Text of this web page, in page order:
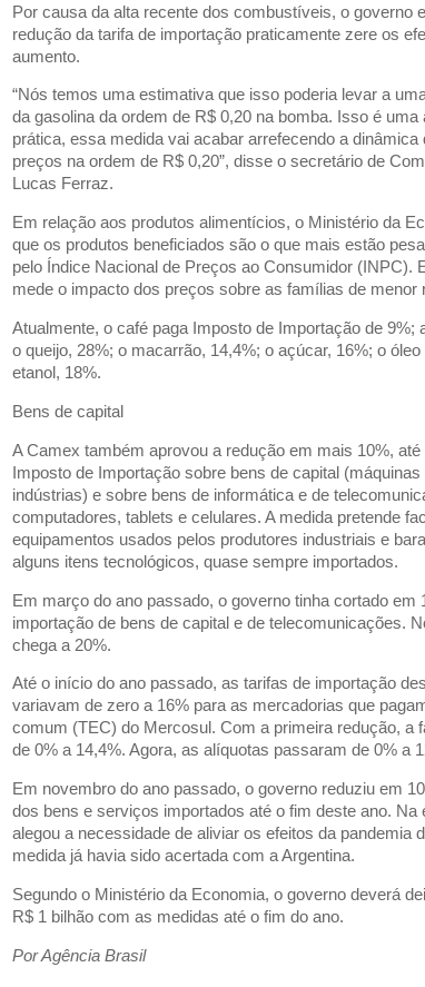
Por causa da alta recente dos combustíveis, o governo
redução da tarifa de importação praticamente zere os
aumento.
“Nós temos uma estimativa que isso poderia levar a
da gasolina da ordem de R$ 0,20 na bomba. Isso é uma
prática, essa medida vai acabar arrefecendo a
preços na ordem de R$ 0,20”, disse o secretário de
Lucas Ferraz.
Em relação aos produtos alimentícios, o Ministério da
que os produtos beneficiados são o que mais estão
pelo Índice Nacional de Preços ao Consumidor (INPC).
mede o impacto dos preços sobre as famílias de menor
Atualmente, o café paga Imposto de Importação de 9%;
o queijo, 28%; o macarrão, 14,4%; o açúcar, 16%; o
etanol, 18%.
Bens de capital
A Camex também aprovou a redução em mais 10%, até
Imposto de Importação sobre bens de capital
indústrias) e sobre bens de informática e de
computadores, tablets e celulares. A medida pretende
equipamentos usados pelos produtores industriais e
alguns itens tecnológicos, quase sempre importados.
Em março do ano passado, o governo tinha cortado em
importação de bens de capital e de telecomunicações.
chega a 20%.
Até o início do ano passado, as tarifas de importação
variavam de zero a 16% para as mercadorias que
comum (TEC) do Mercosul. Com a primeira redução, a
de 0% a 14,4%. Agora, as alíquotas passaram de 0% a
Em novembro do ano passado, o governo reduziu em
dos bens e serviços importados até o fim deste ano. Na
alegou a necessidade de aliviar os efeitos da pandemia
medida já havia sido acertada com a Argentina.
Segundo o Ministério da Economia, o governo deverá
R$ 1 bilhão com as medidas até o fim do ano.
Por Agência Brasil